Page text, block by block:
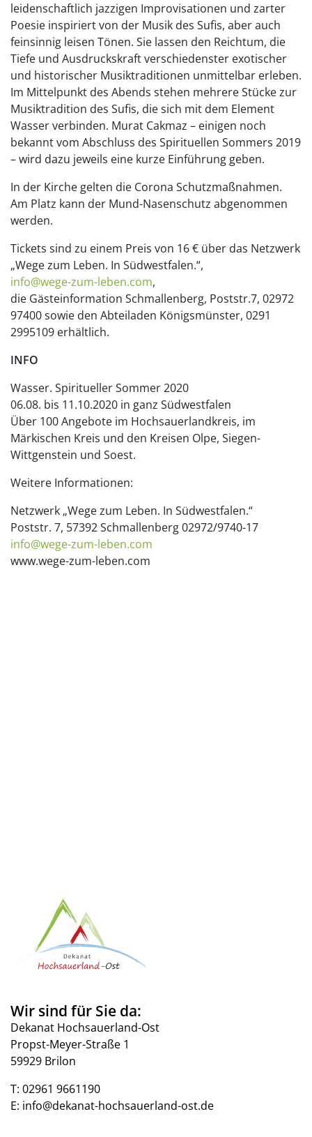
leidenschaftlich jazzigen Improvisationen und zarter
Poesie inspiriert von der Musik des Sufis, aber auch
feinsinnig leisen Tönen. Sie lassen den Reichtum, die
Tiefe und Ausdruckskraft verschiedenster exotischer
und historischer Musiktraditionen unmittelbar erleben.
Im Mittelpunkt des Abends stehen mehrere Stücke zur
Musiktradition des Sufis, die sich mit dem Element
Wasser verbinden. Murat Cakmaz – einigen noch
bekannt vom Abschluss des Spirituellen Sommers 2019
– wird dazu jeweils eine kurze Einführung geben.
In der Kirche gelten die Corona Schutzmaßnahmen.
Am Platz kann der Mund-Nasenschutz abgenommen
werden.
Tickets sind zu einem Preis von 16 € über das Netzwerk
„Wege zum Leben. In Südwestfalen.“,
info@wege-zum-leben.com,
die Gästeinformation Schmallenberg, Poststr.7, 02972
97400 sowie den Abteiladen Königsmünster, 0291
2995109 erhältlich.
INFO
Wasser. Spiritueller Sommer 2020
06.08. bis 11.10.2020 in ganz Südwestfalen
Über 100 Angebote im Hochsauerlandkreis, im
Märkischen Kreis und den Kreisen Olpe, Siegen-
Wittgenstein und Soest.
Weitere Informationen:
Netzwerk „Wege zum Leben. In Südwestfalen.“
Poststr. 7, 57392 Schmallenberg 02972/9740-17
info@wege-zum-leben.com
www.wege-zum-leben.com
Wir sind für Sie da:
Dekanat Hochsauerland-Ost
Propst-Meyer-Straße 1
59929 Brilon
T: 02961 9661190
E: info@dekanat-hochsauerland-ost.de